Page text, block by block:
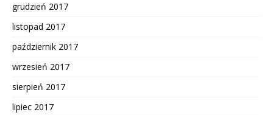
grudzień 2017
listopad 2017
październik 2017
wrzesień 2017
sierpień 2017
lipiec 2017